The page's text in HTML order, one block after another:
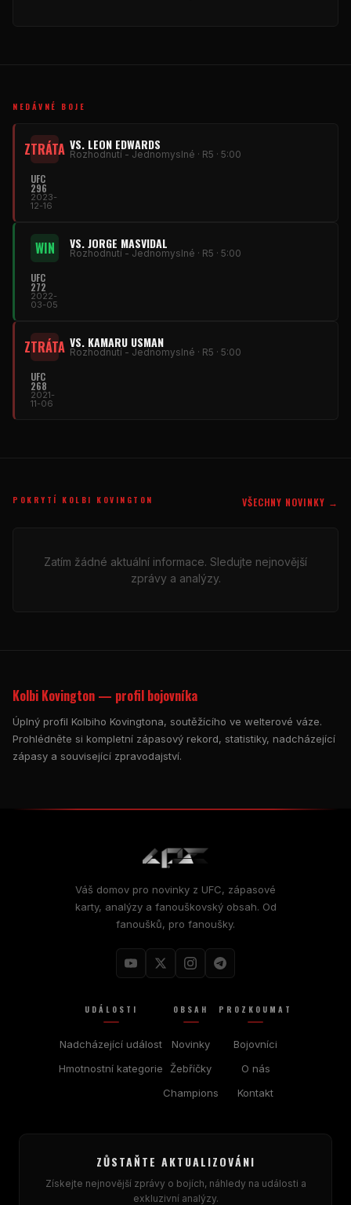
NEDÁVNÉ BOJE
ZTRÁTA VS. LEON EDWARDS
Rozhodnutí - Jednomyslné · R5 · 5:00
UFC
296
2023-
12-16
WIN VS. JORGE MASVIDAL
Rozhodnutí - Jednomyslné · R5 · 5:00
UFC
272
2022-
03-05
ZTRÁTA VS. KAMARU USMAN
Rozhodnutí - Jednomyslné · R5 · 5:00
UFC
268
2021-
11-06
POKRYTÍ KOLBI KOVINGTON VŠECHNY NOVINKY →
Zatím žádné aktuální informace. Sledujte nejnovější
zprávy a analýzy.
Kolbi Kovington — profil bojovníka
Úplný profil Kolbiho Kovingtona, soutěžícího ve welterové váze.
Prohlédněte si kompletní zápasový rekord, statistiky, nadcházející
zápasy a související zpravodajství.
Váš domov pro novinky z UFC, zápasové
karty, analýzy a fanouškovský obsah. Od
fanoušků, pro fanoušky.
UDÁLOSTI
Nadcházející událost
Hmotnostní kategorie
OBSAH
Novinky
Žebříčky
Champions
PROZKOUMAT
Bojovníci
O nás
Kontakt
ZŮSTAŇTE AKTUALIZOVÁNI
Získejte nejnovější zprávy o bojích, náhledy na události a
exkluzivní analýzy.